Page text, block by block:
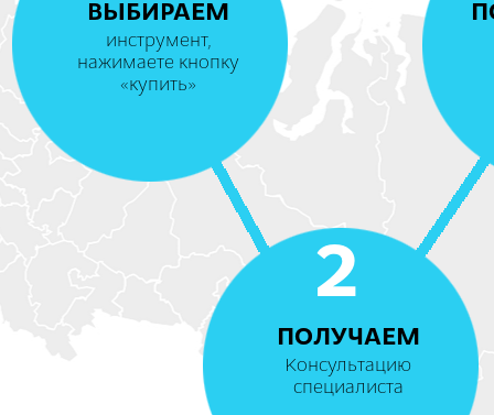
ВЫБИРАЕМ
инструмент,
нажимаете кнопку
«купить»
2
ПОЛУЧАЕМ
Консультацию
специалиста